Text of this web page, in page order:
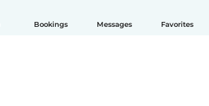
Bookings Messages Favorites